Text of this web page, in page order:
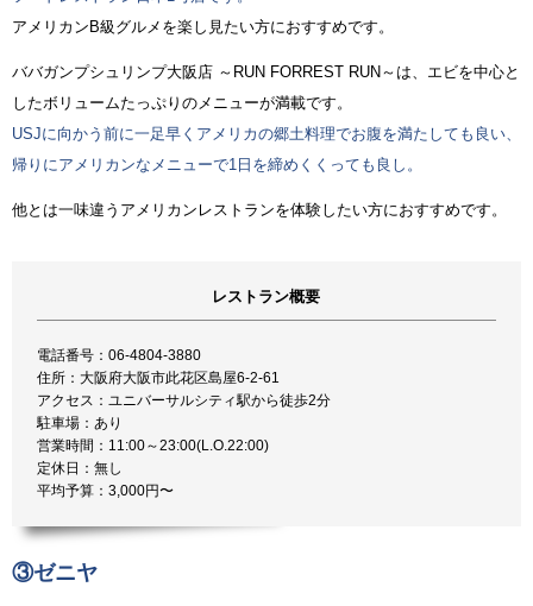
アメリカンB級グルメを楽し見たい方におすすめです。
ババガンプシュリンプ大阪店 ～RUN FORREST RUN～は、エビを中心と
したボリュームたっぷりのメニューが満載です。
USJに向かう前に一足早くアメリカの郷土料理でお腹を満たしても良い、
帰りにアメリカンなメニューで1日を締めくくっても良し。
他とは一味違うアメリカンレストランを体験したい方におすすめです。
レストラン概要
電話番号：06-4804-3880
住所：大阪府大阪市此花区島屋6-2-61
アクセス：ユニバーサルシティ駅から徒歩2分
駐車場：あり
営業時間：11:00～23:00(L.O.22:00)
定休日：無し
平均予算：3,000円〜
③ゼニヤ